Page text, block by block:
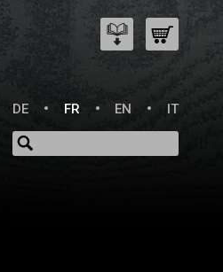
DE
FR EN IT